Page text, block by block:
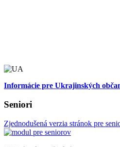
Informácie pre Ukrajinských
Seniori
Zjednodušená verzia stránok pre